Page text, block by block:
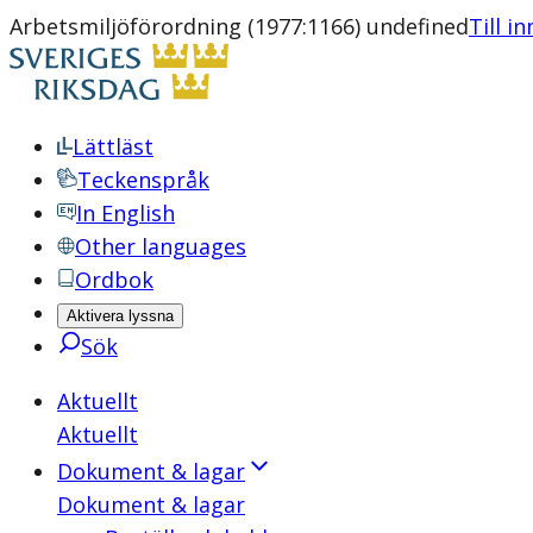
Arbetsmiljöförordning (1977:1166) undefinedTill
Lättläst
Teckenspråk
In English
Other languages
Ordbok
Aktivera lyssna
Sök
Aktuellt
Aktuellt
Dokument & lagar
Dokument & lagar